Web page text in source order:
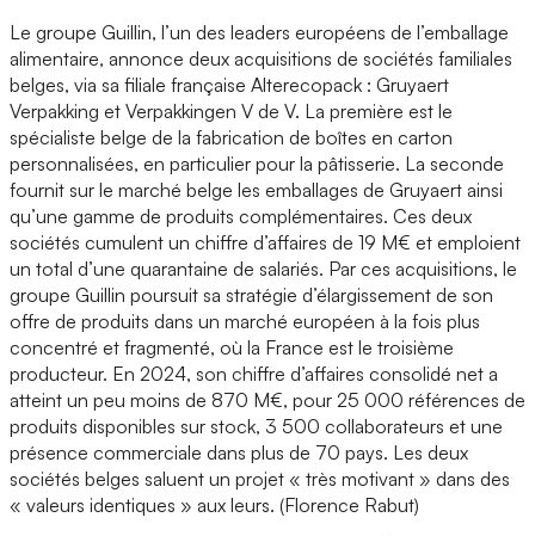
Le groupe Guillin, l’un des leaders européens de l’emballage
alimentaire, annonce deux acquisitions de sociétés familiales
belges, via sa filiale française Alterecopack : Gruyaert
Verpakking et Verpakkingen V de V. La première est le
spécialiste belge de la fabrication de boîtes en carton
personnalisées, en particulier pour la pâtisserie. La seconde
fournit sur le marché belge les emballages de Gruyaert ainsi
qu’une gamme de produits complémentaires. Ces deux
sociétés cumulent un chiffre d’affaires de 19 M€ et emploient
un total d’une quarantaine de salariés. Par ces acquisitions, le
groupe Guillin poursuit sa stratégie d’élargissement de son
offre de produits dans un marché européen à la fois plus
concentré et fragmenté, où la France est le troisième
producteur. En 2024, son chiffre d’affaires consolidé net a
atteint un peu moins de 870 M€, pour 25 000 références de
produits disponibles sur stock, 3 500 collaborateurs et une
présence commerciale dans plus de 70 pays. Les deux
sociétés belges saluent un projet « très motivant » dans des
« valeurs identiques » aux leurs. (Florence Rabut)